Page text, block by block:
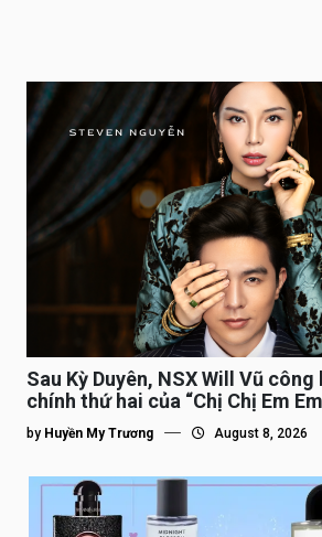
Sau Kỳ Duyên, NSX Will Vũ công
chính thứ hai của “Chị Chị Em
by Huyền My Trương August 8, 2026